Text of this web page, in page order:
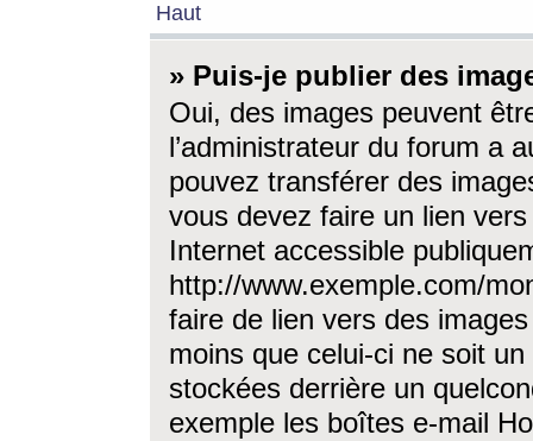
Haut
» Puis-je publier des
Oui, des images peuvent
l’administrateur du forum a
pouvez transférer des
vous devez faire un lien
Internet accessible
http://www.exemple.com/
faire de lien vers des
moins que celui-ci ne soit
stockées derrière un
exemple les boîtes e-mail